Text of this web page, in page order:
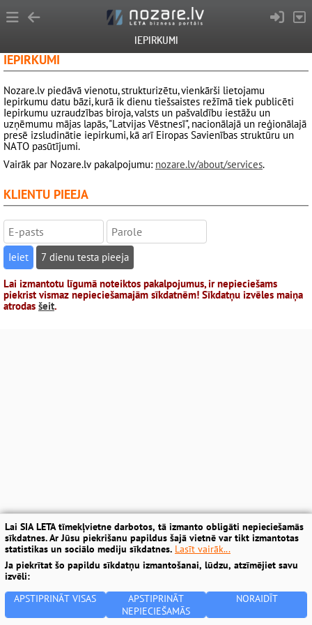
IEPIRKUMI
IEPIRKUMI
Nozare.lv piedāvā vienotu, strukturizētu, vienkārši lietojamu
Iepirkumu datu bāzi, kurā ik dienu tiešsaistes režīmā tiek publicēti
Iepirkumu uzraudzības biroja, valsts un pašvaldību iestāžu un
uzņēmumu mājas lapās, "Latvijas Vēstnesī", nacionālajā un reģionālajā
presē izsludinātie iepirkumi, kā arī Eiropas Savienības struktūru un
NATO pasūtījumi.
Vairāk par Nozare.lv pakalpojumu: nozare.lv/about/services.
KLIENTU PIEEJA
7 dienu testa pieeja
Lai izmantotu līgumā noteiktos pakalpojumus, ir nepieciešams
piekrist vismaz nepieciešamajām sīkdatnēm! Sīkdatņu izvēles maiņa
atrodas šeit.
Lai SIA LETA tīmekļvietne darbotos, tā izmanto obligāti nepieciešamās
sīkdatnes. Ar Jūsu piekrišanu papildus šajā vietnē var tikt izmantotas
statistikas un sociālo mediju sīkdatnes. Lasīt vairāk...
Ja piekrītat šo papildu sīkdatņu izmantošanai, lūdzu, atzīmējiet savu
izvēli:
APSTIPRINĀT VISAS
APSTIPRINĀT
NEPIECIEŠAMĀS
NORAIDĪT